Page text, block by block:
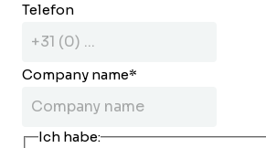
Telefon
Company name*
Ich habe: